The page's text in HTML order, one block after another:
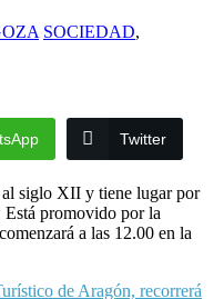
SOCIEDAD,
Twitter
al siglo XII y tiene lugar por
Está promovido por la
a las 12.00 en la